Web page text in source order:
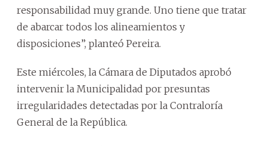
responsabilidad muy grande. Uno tiene que tratar
de abarcar todos los alineamientos y
disposiciones”, planteó Pereira.
Este miércoles, la Cámara de Diputados aprobó
intervenir la Municipalidad por presuntas
irregularidades detectadas por la Contraloría
General de la República.